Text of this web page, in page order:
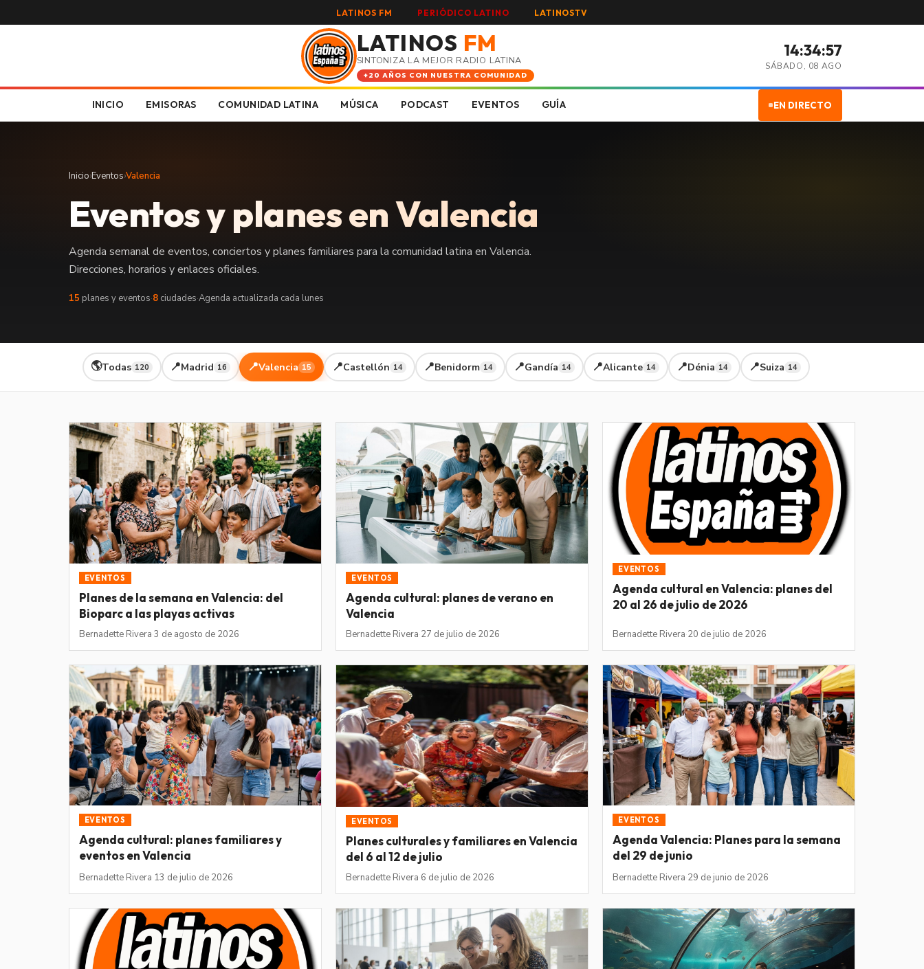
LATINOS FM PERIÓDICO LATINO LATINOSTV
LATINOS FM
SINTONIZA LA MEJOR RADIO LATINA
+20 AÑOS CON NUESTRA COMUNIDAD
14:34:58
SÁBADO, 08 AGO
INICIO EMISORAS COMUNIDAD LATINA MÚSICA PODCAST EVENTOS GUÍA EN DIRECTO
Inicio›Eventos›Valencia
Eventos y planes en Valencia
Agenda semanal de eventos, conciertos y planes familiares para la comunidad latina en Valencia.
Direcciones, horarios y enlaces oficiales.
15 planes y eventos·8ciudades·Agenda actualizada cada lunes
🌎Todas 120 📍Madrid 16 📍Valencia 15 📍Castellón 14 📍Benidorm 14 📍Gandía 14 📍Alicante 14 📍Dénia 14 📍Suiza 14
EVENTOS
Planes de la semana en Valencia: del
Bioparc a las playas activas
Bernadette Rivera·3 de agosto de 2026
EVENTOS
Agenda cultural: planes de verano en
Valencia
Bernadette Rivera·27 de julio de 2026
EVENTOS
Agenda cultural en Valencia: planes del
20 al 26 de julio de 2026
Bernadette Rivera·20 de julio de 2026
EVENTOS
Agenda cultural: planes familiares y
eventos en Valencia
Bernadette Rivera·13 de julio de 2026
EVENTOS
Planes culturales y familiares en Valencia
del 6 al 12 de julio
Bernadette Rivera·6 de julio de 2026
EVENTOS
Agenda Valencia: Planes para la semana
del 29 de junio
Bernadette Rivera·29 de junio de 2026